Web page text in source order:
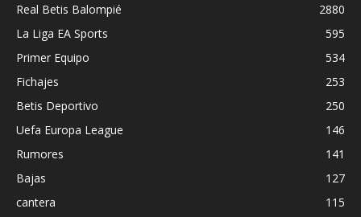
Real Betis Balompié
2880
La Liga EA Sports
595
Primer Equipo
534
Fichajes
253
Betis Deportivo
250
Uefa Europa League
146
Rumores
141
Bajas
127
cantera
115